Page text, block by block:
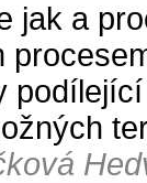
jak a